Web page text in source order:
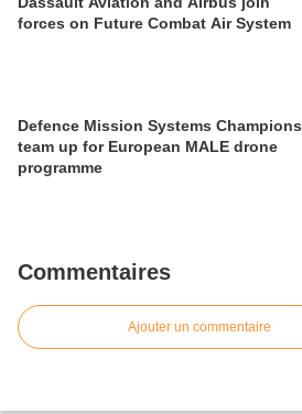
forces on Future Combat Air System
Defence Mission Systems Champions
team up for European MALE drone
programme
Commentaires
Ajouter un commentaire